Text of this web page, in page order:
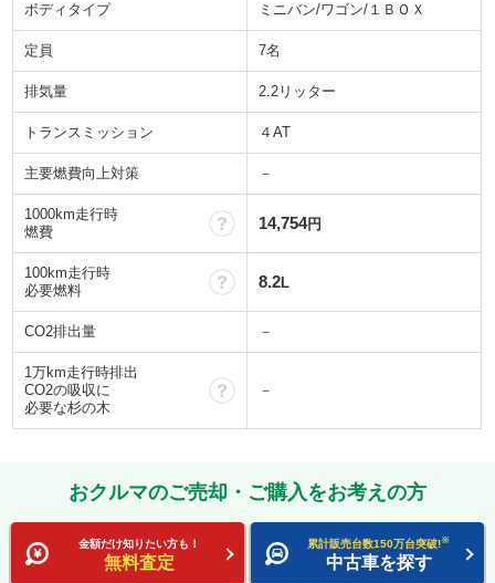
ボディタイプ ミニバン/ワゴン/１ＢＯＸ
定員 7名
排気量 2.2リッター
トランスミッション ４AT
主要燃費向上対策 －
1000km走行時
燃費
？14,754円
100km走行時
必要燃料
？8.2L
CO2排出量 －
1万km走行時排出
CO2の吸収に
必要な杉の木
－
おクルマのご売却・ご購入をお考えの方
金額だけ知りたい方も！
無料査定
累計販売台数150万台突破!※
中古車を探す